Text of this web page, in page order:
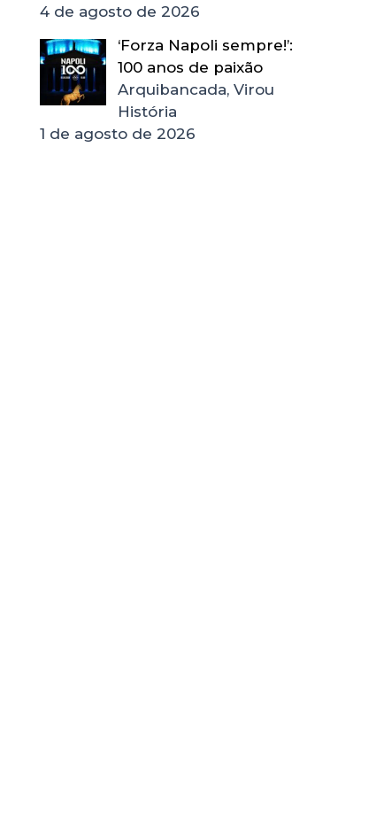
4 de agosto de 2026
‘Forza Napoli sempre!’:
100 anos de paixão
Arquibancada, Virou
História
1 de agosto de 2026